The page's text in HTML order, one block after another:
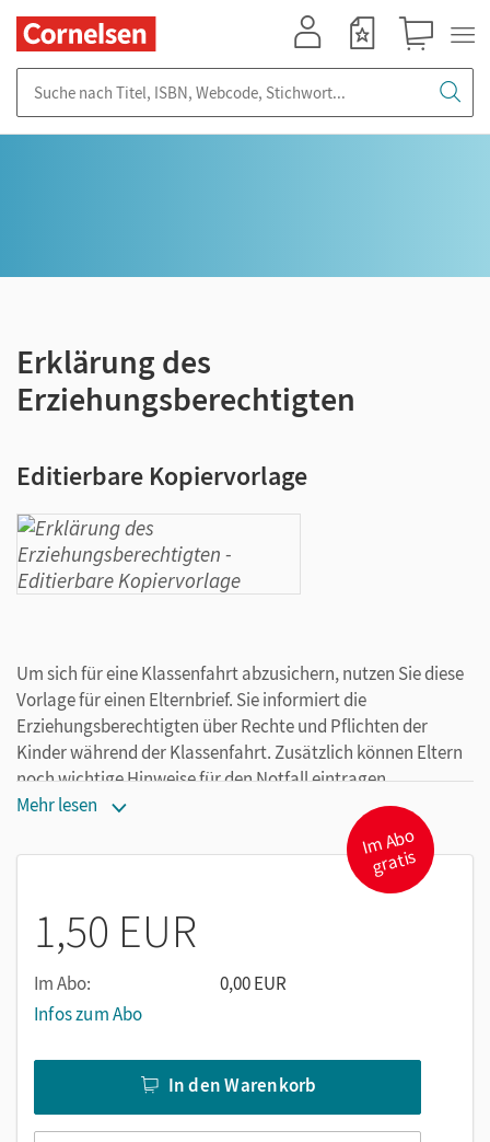
Erklärung des
Erziehungsberechtigten
Editierbare Kopiervorlage
Um sich für eine Klassenfahrt abzusichern, nutzen Sie diese
Vorlage für einen Elternbrief. Sie informiert die
Erziehungsberechtigten über Rechte und Pflichten der
Kinder während der Klassenfahrt. Zusätzlich können Eltern
noch wichtige Hinweise für den Notfall eintragen.
Mehr lesen
I
m
A
b
o
gr
atis
1,50 EUR
Im Abo:
0,00 EUR
Infos zum Abo
In den Warenkorb